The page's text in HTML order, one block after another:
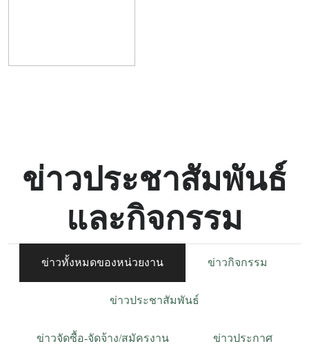
ข่าวประชาสัมพันธ์
และกิจกรรม
ข่าวทั้งหมดของหน่วยงาน ข่าวกิจกรรม
ข่าวประชาสัมพันธ์
ข่าวจัดซื้อ-จัดจ้าง/สมัครงาน ข่าวประกาศ